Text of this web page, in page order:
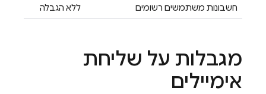
חשבונות משתמשים רשומים
ללא הגבלה
מגבלות על שליחת
אימיילים